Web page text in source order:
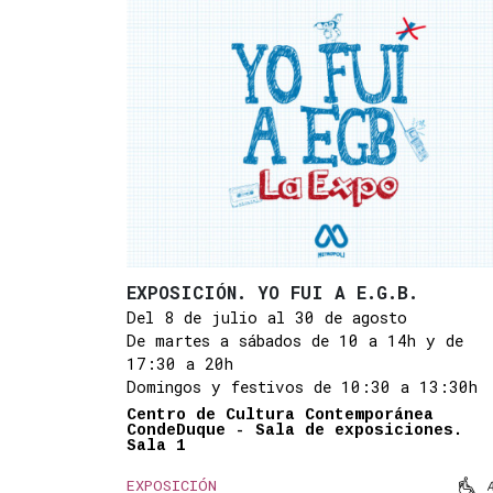
EXPOSICIÓN. YO FUI A E.G.B.
Del 8 de julio al 30 de agosto
De martes a sábados de 10 a 14h y de
17:30 a 20h
Domingos y festivos de 10:30 a 13:30h
Centro de Cultura Contemporánea
CondeDuque - Sala de exposiciones.
Sala 1
EXPOSICIÓN 